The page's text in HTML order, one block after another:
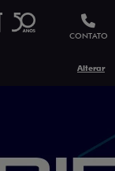
CONTATO
Alterar